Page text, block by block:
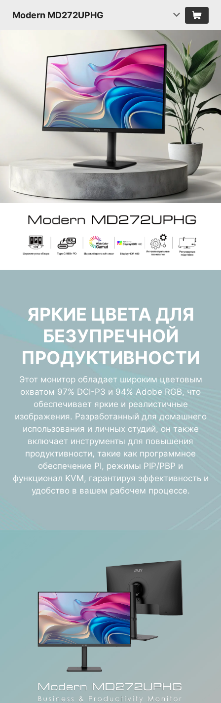
Modern MD272UPHG
ЯРКИЕ ЦВЕТА ДЛЯ
БЕЗУПРЕЧНОЙ
ПРОДУКТИВНОСТИ
Этот монитор обладает широким цветовым
охватом 97% DCI-P3 и 94% Adobe RGB, что
обеспечивает яркие и реалистичные
изображения. Разработанный для домашнего
использования и личных студий, он также
включает инструменты для повышения
продуктивности, такие как программное
обеспечение PI, режимы PIP/PBP и
функционал KVM, гарантируя эффективность и
удобство в вашем рабочем процессе.